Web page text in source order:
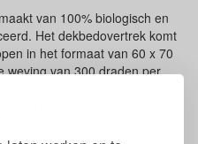
van 100% biologisch en
Het dekbedovertrek komt
in het formaat van 60 x 70
weving van 300 draden per
zacht aan. Bij de productie
of andere chemische